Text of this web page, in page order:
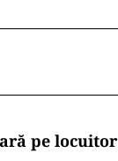
pe locuitor